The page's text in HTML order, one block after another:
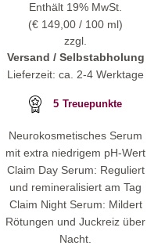
Enthält 19% MwSt.
(€ 149,00/ 100 ml)
zzgl.
Versand / Selbstabholung
Lieferzeit: ca. 2-4 Werktage
5 Treuepunkte
Neurokosmetisches Serum
mit extra niedrigem pH-Wert
Claim Day Serum: Reguliert
und remineralisiert am Tag
Claim Night Serum: Mildert
Rötungen und Juckreiz über
Nacht.